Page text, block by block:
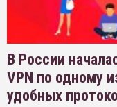
В России
VPN по одному
удобных